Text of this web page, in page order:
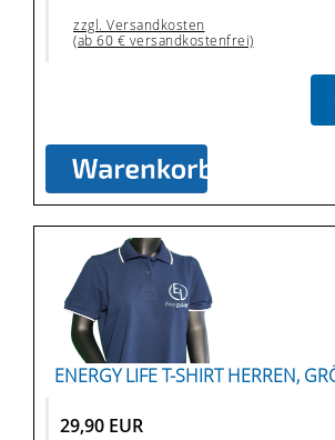
zzgl. Versandkosten
(ab 60 € versandkostenfrei)
ENERGY LIFE T-SHIRT HERREN,
29,90 EUR